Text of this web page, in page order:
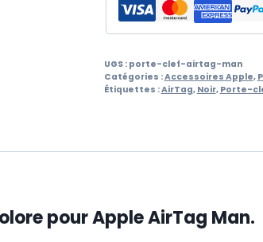
UGS : porte-clef-airtag-man
Catégories :Accessoires Apple,
Étiquettes :AirTag, Noir, Porte-
pour Apple AirTag Man.